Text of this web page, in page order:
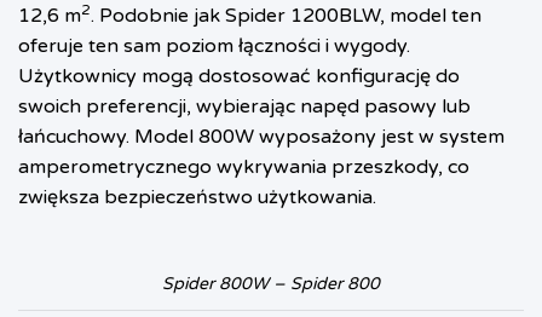
12,6 m2. Podobnie jak Spider 1200BLW, model ten
oferuje ten sam poziom łączności i wygody.
Użytkownicy mogą dostosować konfigurację do
swoich preferencji, wybierając napęd pasowy lub
łańcuchowy. Model 800W wyposażony jest w system
amperometrycznego wykrywania przeszkody, co
zwiększa bezpieczeństwo użytkowania.
Spider 800W – Spider 800